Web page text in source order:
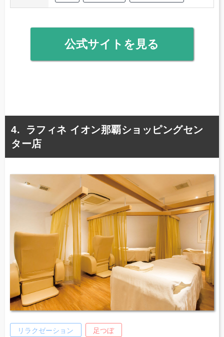
公式サイトを見る
ラフィネ イオン那覇ショッピングセン
ター店
リラクゼーション 足つぼ